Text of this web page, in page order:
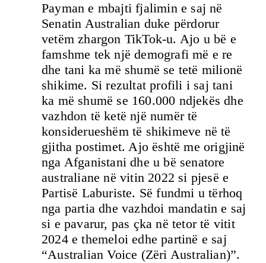
Payman e mbajti fjalimin e saj në
Senatin Australian duke përdorur
vetëm zhargon TikTok-u. Ajo u bë e
famshme tek një demografi më e re
dhe tani ka më shumë se tetë milionë
shikime. Si rezultat profili i saj tani
ka më shumë se 160.000 ndjekës dhe
vazhdon të ketë një numër të
konsiderueshëm të shikimeve në të
gjitha postimet. Ajo është me origjinë
nga Afganistani dhe u bë senatore
australiane në vitin 2022 si pjesë e
Partisë Laburiste. Së fundmi u tërhoq
nga partia dhe vazhdoi mandatin e saj
si e pavarur, pas çka në tetor të vitit
2024 e themeloi edhe partinë e saj
“Australian Voice (Zëri Australian)”.